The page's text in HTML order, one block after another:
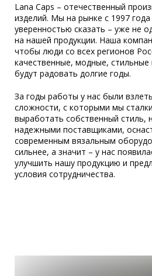
Lana Caps – отечественный
изделий. Мы на рынке с 1997
уверенностью сказать – уже не
на нашей продукции. Наша
чтобы люди со всех регионов
качественные, модные, стильные
будут радовать долгие годы.
За годы работы у нас были
сложности, с которыми мы
выработать собственный стиль,
надежными поставщиками,
современным вязальным
сильнее, а значит – у нас
улучшить нашу продукцию и
условия сотрудничества.